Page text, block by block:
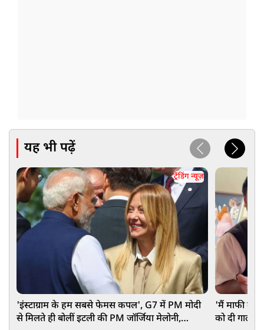
यह भी पढ़ें
ट्रेंडिंग न्यूज़
'इंस्टाग्राम के हम सबसे फेमस कपल', G7 में PM मोदी
से मिलते ही बोलीं इटली की PM जॉर्जिया मेलोनी,
'मैं माफी
को दी गाली,